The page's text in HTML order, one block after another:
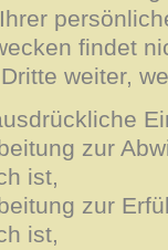
findet
weiter,
zur
ist,
zur
ist,